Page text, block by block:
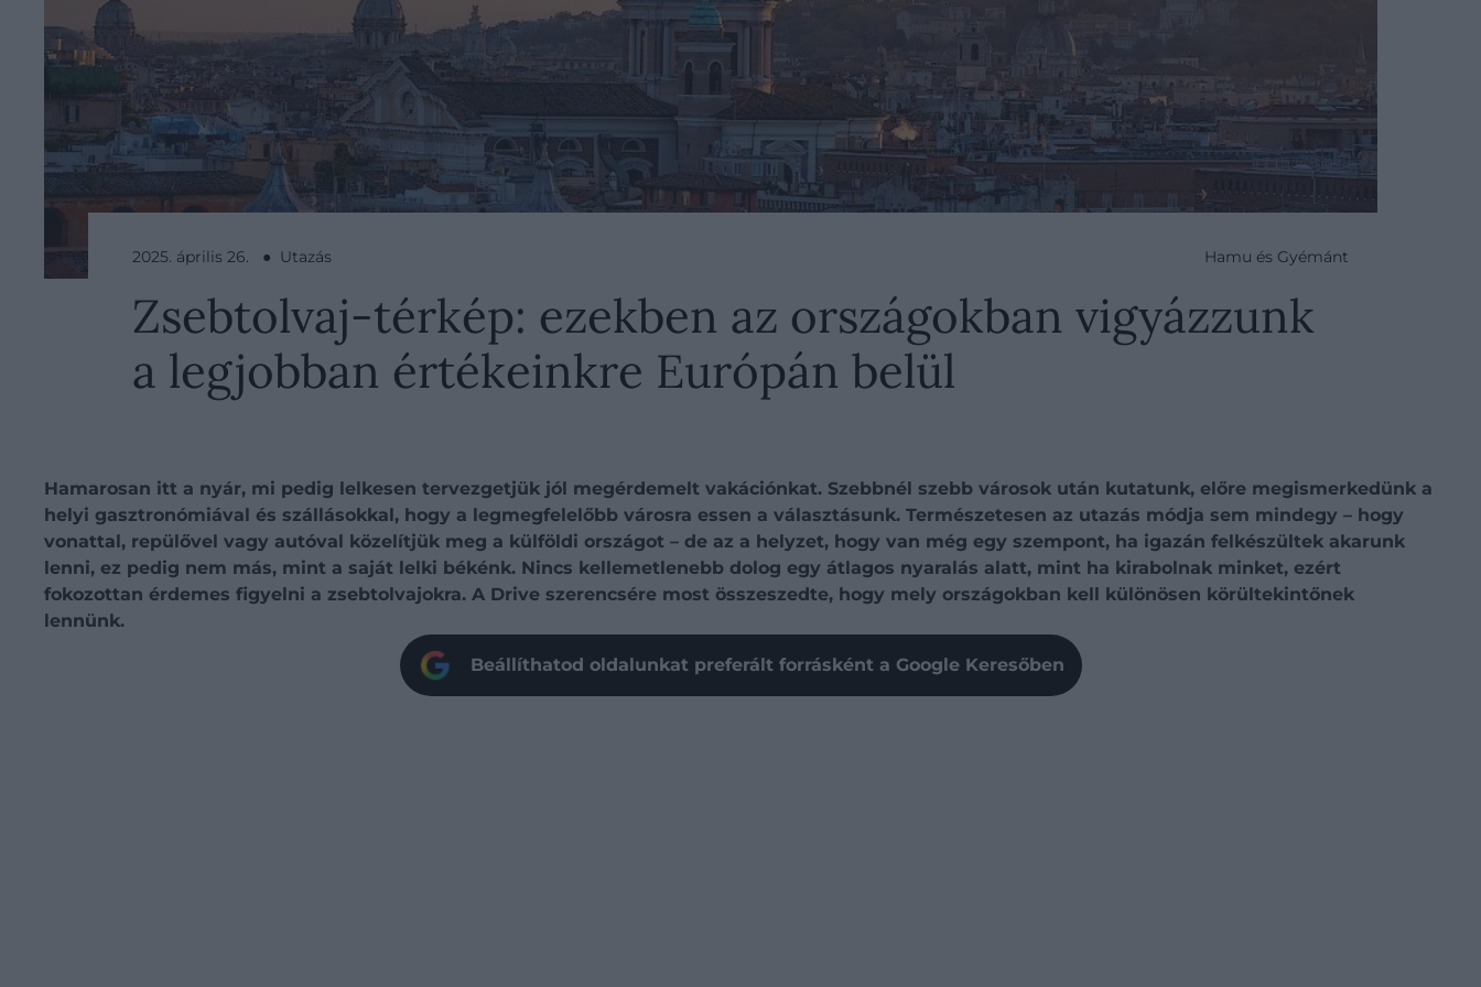
2025. április 26. ● Utazás Hamu és Gyémánt
Zsebtolvaj-térkép: ezekben az országokban vigyázzunk
a legjobban értékeinkre Európán belül
Hamarosan itt a nyár, mi pedig lelkesen tervezgetjük jól megérdemelt vakációnkat. Szebbnél szebb városok után kutatunk, előre megismerkedünk a
helyi gasztronómiával és szállásokkal, hogy a legmegfelelőbb városra essen a választásunk. Természetesen az utazás módja sem mindegy – hogy
vonattal, repülővel vagy autóval közelítjük meg a külföldi országot – de az a helyzet, hogy van még egy szempont, ha igazán felkészültek akarunk
lenni, ez pedig nem más, mint a saját lelki békénk. Nincs kellemetlenebb dolog egy átlagos nyaralás alatt, mint ha kirabolnak minket, ezért
fokozottan érdemes figyelni a zsebtolvajokra. A Drive szerencsére most összeszedte, hogy mely országokban kell különösen körültekintőnek
lennünk.
Beállíthatod oldalunkat preferált forrásként a Google Keresőben